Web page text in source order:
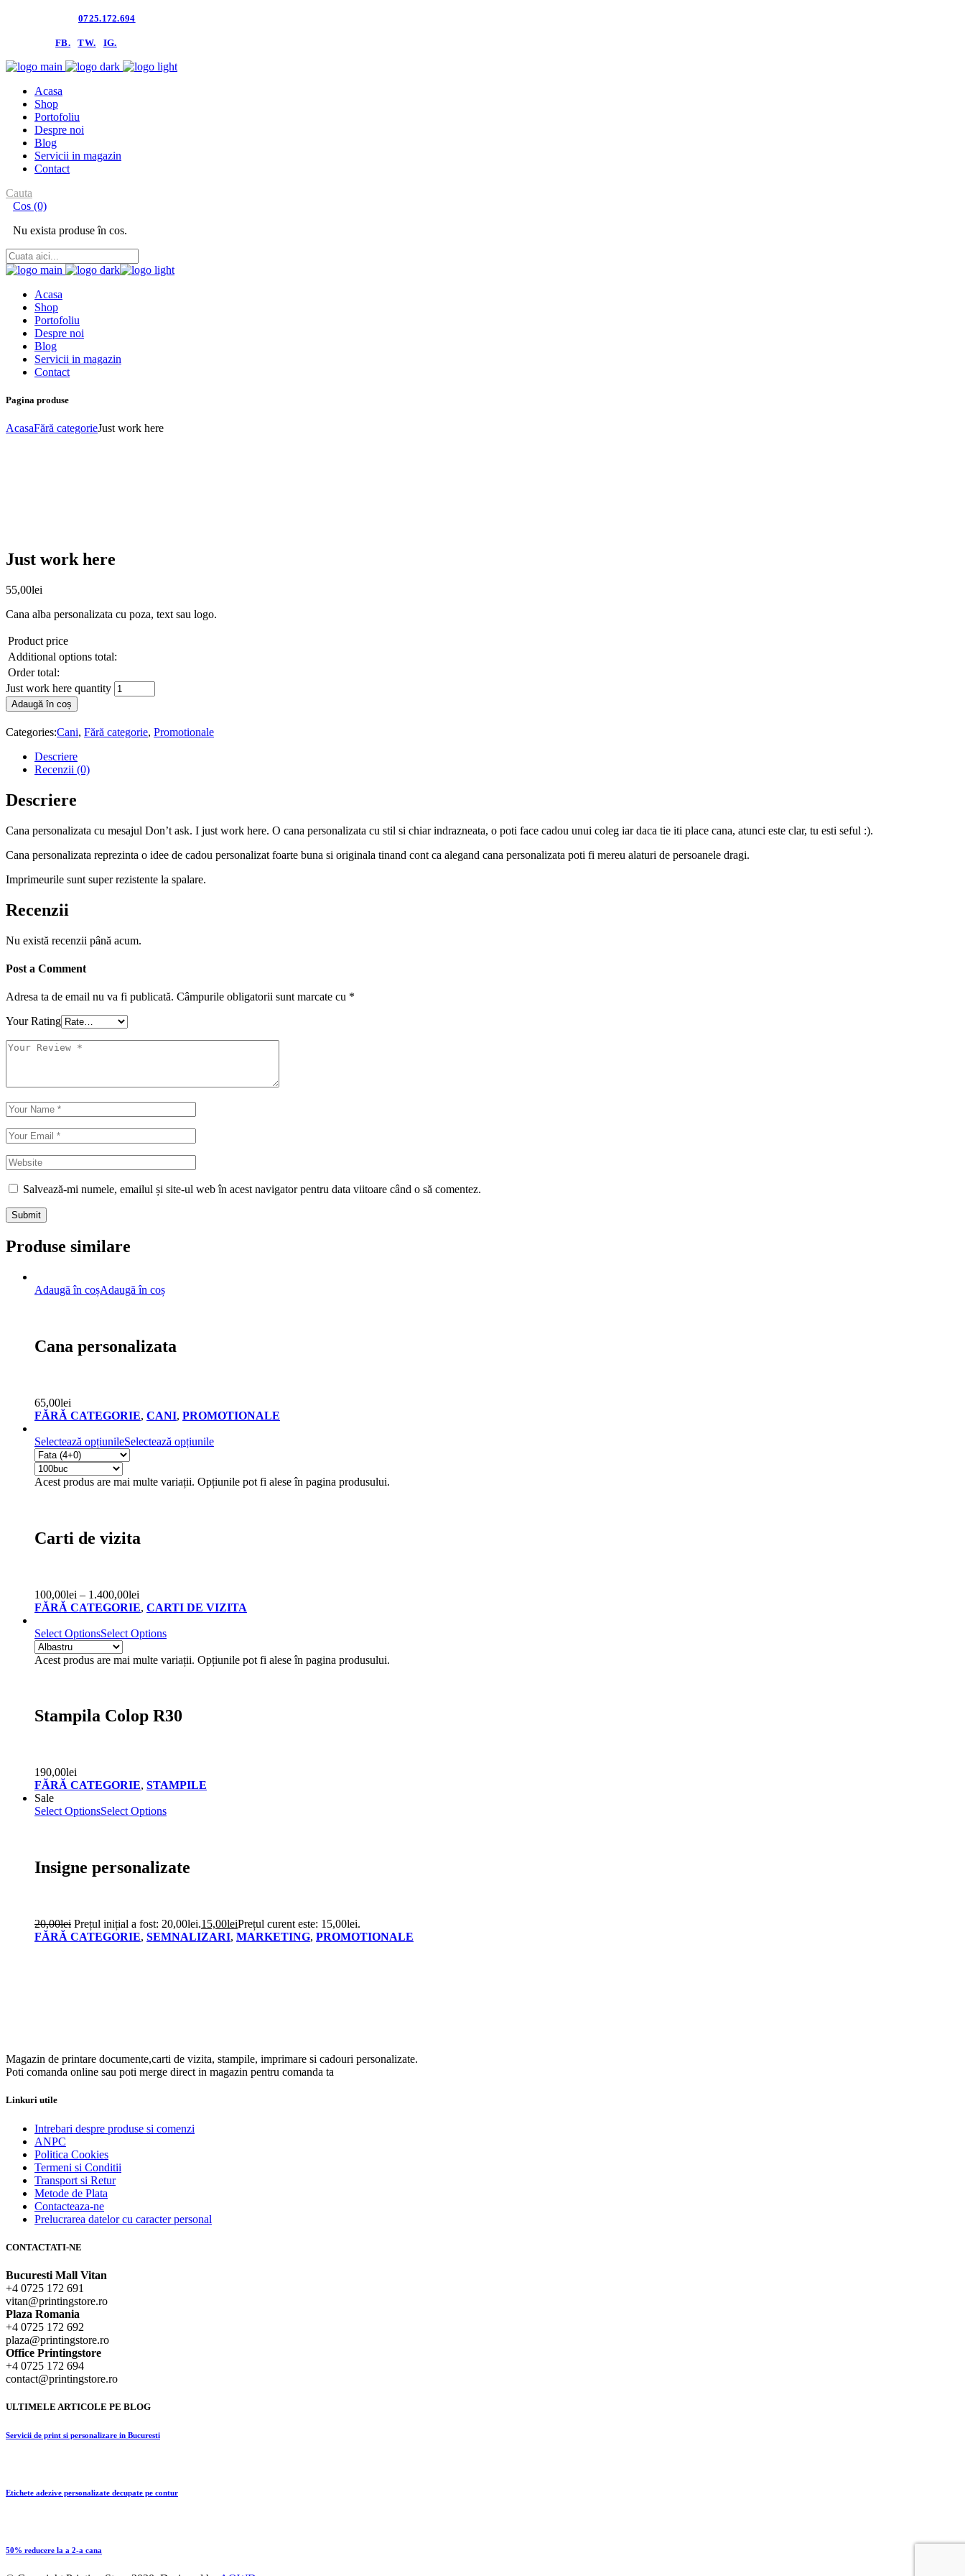
0725.172.694
FB. TW. IG.
Acasa
Shop
Portofoliu
Despre noi
Blog
Servicii in magazin
Contact
Cauta
Cos (0)
Nu exista produse în cos.
Acasa
Shop
Portofoliu
Despre noi
Blog
Servicii in magazin
Contact
Pagina produse
AcasaFără categorieJust work here
Just work here
55,00lei
Cana alba personalizata cu poza, text sau logo.
Product price
Additional options total:
Order total:
Just work here quantity
Adaugă în coș
Categories:Cani, Fără categorie, Promotionale
Descriere
Recenzii (0)
Descriere
Cana personalizata cu mesajul Don’t ask. I just work here. O cana personalizata cu stil si chiar indrazneata, o poti face cadou unui coleg iar daca tie iti place cana, atunci este clar, tu esti seful :).
Cana personalizata reprezinta o idee de cadou personalizat foarte buna si originala tinand cont ca alegand cana personalizata poti fi mereu alaturi de persoanele dragi.
Imprimeurile sunt super rezistente la spalare.
Recenzii
Nu există recenzii până acum.
Post a Comment
Adresa ta de email nu va fi publicată. Câmpurile obligatorii sunt marcate cu *
Your Rating
Salvează-mi numele, emailul și site-ul web în acest navigator pentru data viitoare când o să comentez.
Submit
Produse similare
Adaugă în coșAdaugă în coș
Cana personalizata
65,00lei
FĂRĂ CATEGORIE, CANI, PROMOTIONALE
Selectează opțiunileSelectează opțiunile
Acest produs are mai multe variații. Opțiunile pot fi alese în pagina produsului.
Carti de vizita
100,00lei – 1.400,00lei
FĂRĂ CATEGORIE, CARTI DE VIZITA
Select OptionsSelect Options
Acest produs are mai multe variații. Opțiunile pot fi alese în pagina produsului.
Stampila Colop R30
190,00lei
FĂRĂ CATEGORIE, STAMPILE
Sale
Select OptionsSelect Options
Insigne personalizate
20,00lei Prețul inițial a fost: 20,00lei.15,00leiPrețul curent este: 15,00lei.
FĂRĂ CATEGORIE, SEMNALIZARI, MARKETING, PROMOTIONALE
Magazin de printare documente,carti de vizita, stampile, imprimare si cadouri personalizate.
Poti comanda online sau poti merge direct in magazin pentru comanda ta
Linkuri utile
Intrebari despre produse si comenzi
ANPC
Politica Cookies
Termeni si Conditii
Transport si Retur
Metode de Plata
Contacteaza-ne
Prelucrarea datelor cu caracter personal
CONTACTATI-NE
Bucuresti Mall Vitan
+4 0725 172 691
vitan@printingstore.ro
Plaza Romania
+4 0725 172 692
plaza@printingstore.ro
Office Printingstore
+4 0725 172 694
contact@printingstore.ro
ULTIMELE ARTICOLE PE BLOG
Servicii de print si personalizare in Bucuresti
Etichete adezive personalizate decupate pe contur
50% reducere la a 2-a cana